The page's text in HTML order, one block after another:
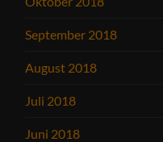
September 2018
August 2018
Juli 2018
Juni 2018